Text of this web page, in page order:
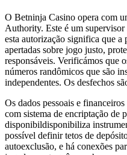
O Betninja Casino opera com
Authority. Este é um
esta autorização significa que
apertadas sobre jogo justo,
responsáveis. Verificámos que
números randômicos que são
independentes. Os desfechos
Os dados pessoais e
com sistema de encriptação de
disponibildisponibiliza
possível definir tetos de
autoexclusão, e há conexões